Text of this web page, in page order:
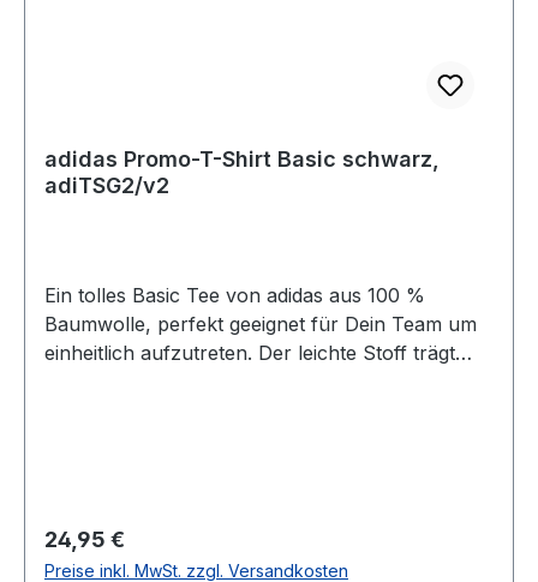
adidas Promo-T-Shirt Basic schwarz,
adiTSG2/v2
Ein tolles Basic Tee von adidas aus 100 %
Baumwolle, perfekt geeignet für Dein Team um
einheitlich aufzutreten. Der leichte Stoff trägt
Regulärer Preis:
24,95 €
Preise inkl. MwSt. zzgl. Versandkosten